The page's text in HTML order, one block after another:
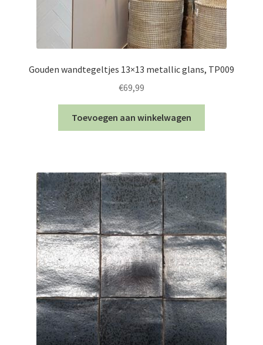
Gouden wandtegeltjes 13×13 metallic glans, TP009
€69,99
Toevoegen aan winkelwagen